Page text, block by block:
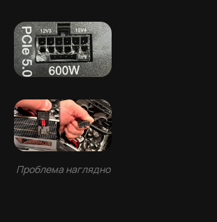
Проблема наглядно